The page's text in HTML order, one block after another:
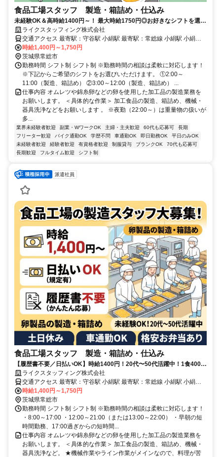
食品工場スタッフ 製造・箱詰め・仕込み
未経験OK＆高時給1400円～！ 最大時給1750円◎お好きなシフトを選べ
ます♪ライクスタッフィング株式会社
交通アクセス 最寄駅：守谷駅 小絹駅 最寄駅：常総線 小絹駅 小絹
駅〜車で約8分 *車通勤・バイク通勤・自転車・徒歩通勤OK！ （※ほ
とんどの方が車通勤です！）
時給1,400円～1,750円
茨城県常総市
勤務時間 シフト制 シフト制 ※勤務時間の相談は柔軟に対応します！
※下記からご希望のシフトをお選びいただけます。 ①2:00～
11:00（製造、箱詰め） ②3:00～12:00（製造、箱詰め） ...
仕事内容 オムレツや錦糸卵などの卵を使用した加工品の製造業務を
お願いします。 ＜具体的な作業＞ 加工食品の製造、箱詰め、機械・
器具洗浄などをお願いします 。 ※夜勤（22:00～）は重量物の扱いが
多...
業界未経験者歓迎 副業・WワークOK 主婦・主夫歓迎 60代も応募可
長期
フリーター歓迎
バイク通勤OK 学歴不問 車通勤OK 即日勤務OK
平日のみOK
未経験者歓迎
経験者歓迎 有資格者歓迎 制服貸与 ブランクOK
70代も応募可
長期歓迎
フルタイム歓迎 シフト制
派遣社員
食品工場スタッフ 製造・箱詰め・仕込み
【履歴書不要／日払いOK】時給1400円！20代〜50代活躍中！1食400円
の格安お弁当あり♪車通勤OKでラクラク！
ライクスタッフィング株式会社
交通アクセス 最寄駅：守谷駅 小絹駅 最寄駅：常総線 小絹駅 小絹
駅〜車で約8分 *車通勤・バイク通勤・自転車・徒歩通勤OK！ （※ほ
とんどの方が車通勤です！）
時給1,400円～1,750円
茨城県常総市
勤務時間 シフト制 シフト制 ※勤務時間の相談は柔軟に対応します！
・8:00～17:00 ・12:00～21:00（または13:00～22:00） ・早朝の短
時間勤務、17:00過ぎからの短時間...
仕事内容 オムレツや錦糸卵などの卵を使用した加工品の製造業務を
お願いします。 ＜具体的な作業＞ 加工食品の製造、箱詰め、機械・
器具洗浄など。 ★機械作業やライン作業がメインなので、料理が苦